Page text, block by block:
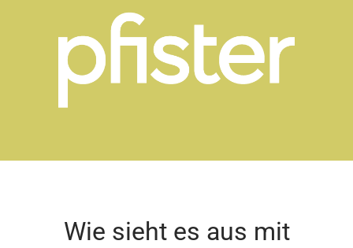
Wie sieht es aus mit